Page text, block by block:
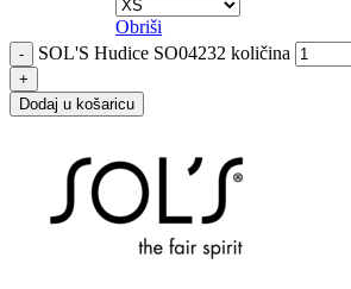
Obriši
SOL'S Hudice SO04232 količina
Dodaj u košaricu